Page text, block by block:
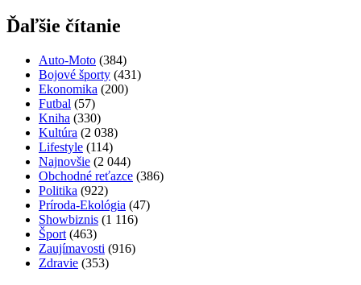
Ďaľšie čítanie
Auto-Moto (384)
Bojové športy (431)
Ekonomika (200)
Futbal (57)
Kniha (330)
Kultúra (2 038)
Lifestyle (114)
Najnovšie (2 044)
Obchodné reťazce (386)
Politika (922)
Príroda-Ekológia (47)
Showbiznis (1 116)
Šport (463)
Zaujímavosti (916)
Zdravie (353)